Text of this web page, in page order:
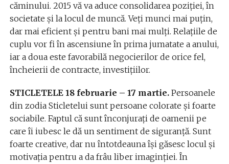
căminului. 2015 vă va aduce consolidarea poziției, în
societate și la locul de muncă. Veţi munci mai puțin,
dar mai eficient și pentru bani mai mulți. Relațiile de
cuplu vor fi în ascensiune în prima jumatate a anului,
iar a doua este favorabilă negocierilor de orice fel,
încheierii de contracte, investițiilor.
STICLETELE 18 februarie – 17 martie.Persoanele
din zodia Sticletelui sunt persoane colorate și foarte
sociabile. Faptul că sunt înconjurați de oamenii pe
care îi iubesc le dă un sentiment de siguranță. Sunt
foarte creative, dar nu întotdeauna își găsesc locul și
motivația pentru a da frâu liber imaginţiei. În